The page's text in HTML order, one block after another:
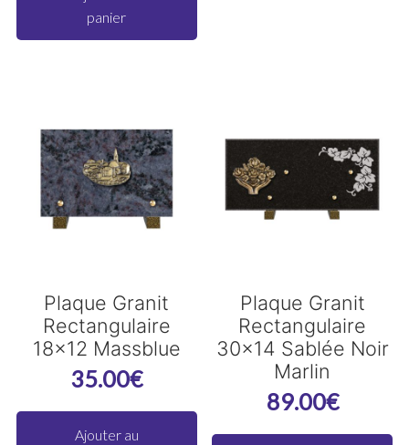
panier
Plaque Granit
Rectangulaire
18×12 Massblue
35.00€
Ajouter au
Plaque Granit
Rectangulaire
30×14 Sablée Noir
Marlin
89.00€